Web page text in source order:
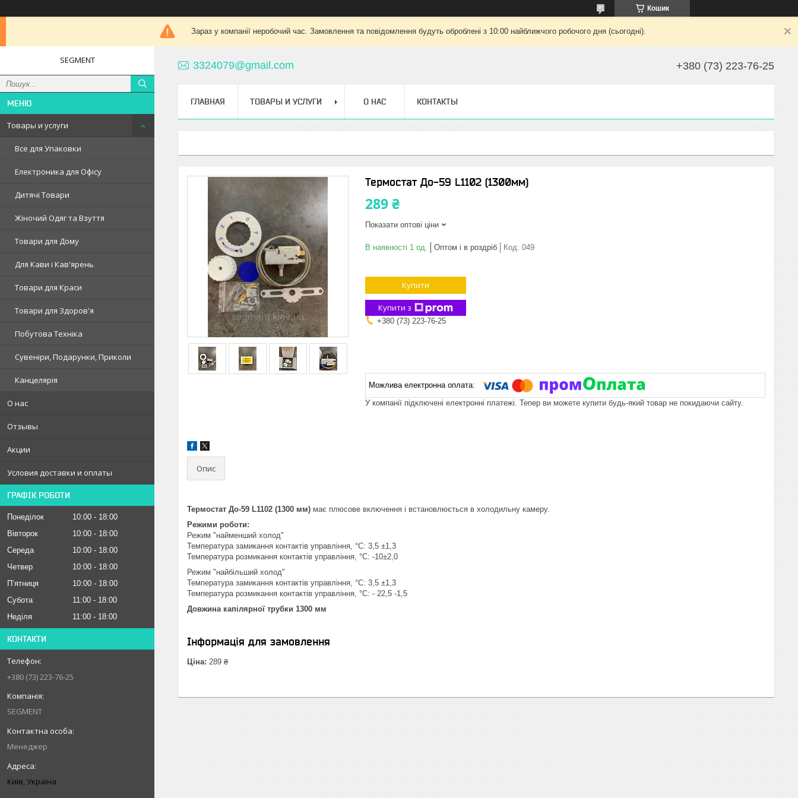
Кошик
Зараз у компанії неробочий час. Замовлення та повідомлення будуть оброблені з 10:00 найближчого робочого дня (сьогодні).
SEGMENT
Товары и услуги
Все для Упаковки
Електроника для Офісу
Дитячі Товари
Жіночий Одяг та Взуття
Товари для Дому
Для Кави і Кав'ярень
Товари для Краси
Товари для Здоров'я
Побутова Техніка
Сувеніри, Подарунки, Приколи
Канцелярія
О нас
Отзывы
Акции
Условия доставки и оплаты
ГРАФІК РОБОТИ
Понеділок 10:00
18:00
Вівторок
10:00
18:00
Середа
10:00
18:00
Четвер
10:00
18:00
Пʼятниця
10:00
18:00
Субота
11:00
18:00
Неділя
11:00 18:00
КОНТАКТИ
+380 (73) 223-76-25
SEGMENT
Менеджер
Київ, Україна
3324079@gmail.com +380 (73) 223-76-25
ГЛАВНАЯ ТОВАРЫ И УСЛУГИ О НАС КОНТАКТЫ
Термостат До-59 L1102 (1300мм)
289 ₴
Показати оптові ціни
В наявності 1 од. Оптом і в роздріб Код: 049
Купити
Купити з
+380 (73) 223-76-25
У компанії підключені електронні платежі. Тепер ви можете купити будь-який товар не покидаючи сайту.
Опис
Термостат До-59 L1102 (1300 мм) має плюсове включення і встановлюється в холодильну камеру.
Режими роботи:
Режим "найменший холод"
Температура замикання контактів управління, °С: 3,5 ±1,3
Температура розмикання контактів управління, °С: -10±2,0
Режим "найбільший холод"
Температура замикання контактів управління, °С: 3,5 ±1,3
Температура розмикання контактів управління, °С: - 22,5 -1,5
Довжина капілярної трубки 1300 мм
Інформація для замовлення
Ціна: 289 ₴